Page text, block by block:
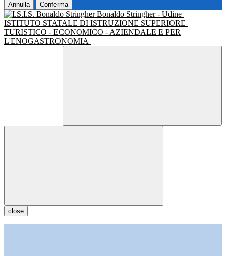
Annulla Conferma
Bonaldo Stringher - Udine
ISTITUTO STATALE DI ISTRUZIONE SUPERIORE
TURISTICO - ECONOMICO - AZIENDALE E PER
L'ENOGASTRONOMIA
close